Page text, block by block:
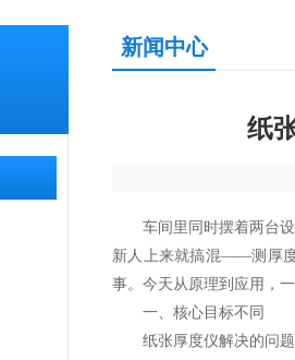
新闻中心
纸
车间里同时摆着两台设
新人上来就搞混——测厚
事。今天从原理到应用，
一、核心目标不同
纸张厚度仪解决的问题